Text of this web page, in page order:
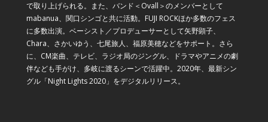
で取り上げられる。また、バンド＜Ovall＞のメンバーとして
mabanua、関口シンゴと共に活動。FUJI ROCKほか多数のフェス
に多数出演。ベーシスト／プロデューサーとして矢野顕子、
Chara、さかいゆう、七尾旅人、福原美穂などをサポート。さら
に、CM楽曲、テレビ、ラジオ局のジングル、ドラマやアニメの劇
伴なども手がけ、多岐に渡るシーンで活躍中。2020年、最新シン
グル「Night Lights 2020」をデジタルリリース。